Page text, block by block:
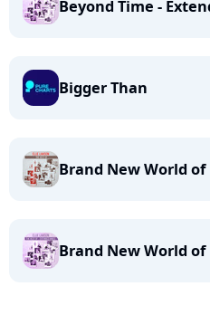
Beyond Time -
Bigger Than
Brand New World
Brand New World